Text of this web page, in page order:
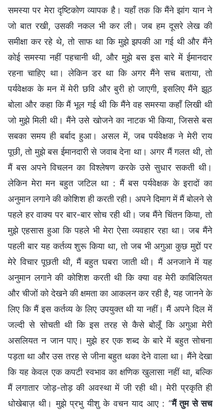
समस्या पर मेरा दृष्टिकोण व्यापक है। यहाँ तक कि मैंने झांग यान ने
जो बात रखी, उसकी नकल भी कर ली। जब हम दूसरे लेख की
समीक्षा कर रहे थे, तो साफ था कि मुझे झपकी आ गई थी और मैंने
कोई समस्या नहीं पहचानी थी, और मुझे बस इस बारे में ईमानदार
रहना चाहिए था। लेकिन डर था कि अगर मैंने सच बताया, तो
पर्यवेक्षक के मन में मेरी छवि और बुरी हो जाएगी, इसलिए मैंने झूठ
बोला और कहा कि मैं भूल गई थी कि मैंने वह समस्या कहाँ लिखी थी
जो मुझे मिली थी। मैंने उसे खोजने का नाटक भी किया, जिससे बस
सबका समय ही बर्बाद हुआ। असल में, जब पर्यवेक्षक ने मेरी राय
पूछी, तो मुझे बस ईमानदारी से जवाब देना था। अगर मैं गलत थी, तो
मैं बस अपने विचलन का विश्लेषण करके उसे सुधार सकती थी।
लेकिन मेरा मन बहुत जटिल था : मैं बस पर्यवेक्षक के इरादों का
अनुमान लगाने की कोशिश ही करती रही। अपने दिमाग में मैं बोलने से
पहले हर वाक्य पर बार-बार सोच रही थी। जब मैंने चिंतन किया, तो
मुझे एहसास हुआ कि पहले भी मेरा ऐसा व्यवहार रहा था। जब मैंने
पहली बार यह कर्तव्य शुरू किया था, तो जब भी अगुआ कुछ मुद्दों पर
मेरे विचार पूछती थी, मैं बहुत घबरा जाती थी। मैं अनजाने में यह
अनुमान लगाने की कोशिश करती थी कि क्या वह मेरी काबिलियत
और चीजों को देखने की क्षमता का आकलन कर रही है, यह जानने के
लिए कि मैं इस कर्तव्य के लिए उपयुक्त थी या नहीं। मैं अपने दिल में
जल्दी से सोचती थी कि इस तरह से कैसे बोलूँ कि अगुआ मेरी
असलियत न जान पाए। मुझे हर एक शब्द के बारे में बहुत सोचना
पड़ता था और उस तरह से जीना बहुत थका देने वाला था। मैंने देखा
कि यह केवल एक कपटी स्वभाव का क्षणिक खुलासा नहीं था, बल्कि
मैं लगातार जोड़-तोड़ की अवस्था में जी रही थी। मेरी प्रकृति ही
धोखेबाज़ थी। मुझे प्रभु यीशु के वचन याद आए : “मैं तुम से सच